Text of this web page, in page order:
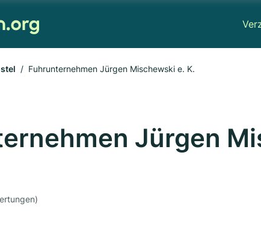
Fuhrunternehmen Jürgen Mischewski e. K.
Jürgen